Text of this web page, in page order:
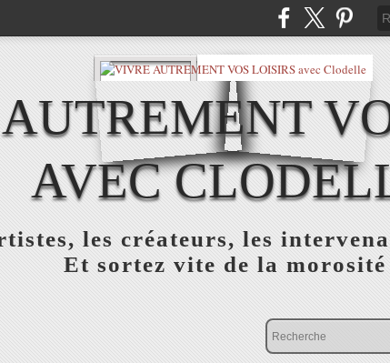
AVEC
les créateurs, les
Et sortez vite de la morosité